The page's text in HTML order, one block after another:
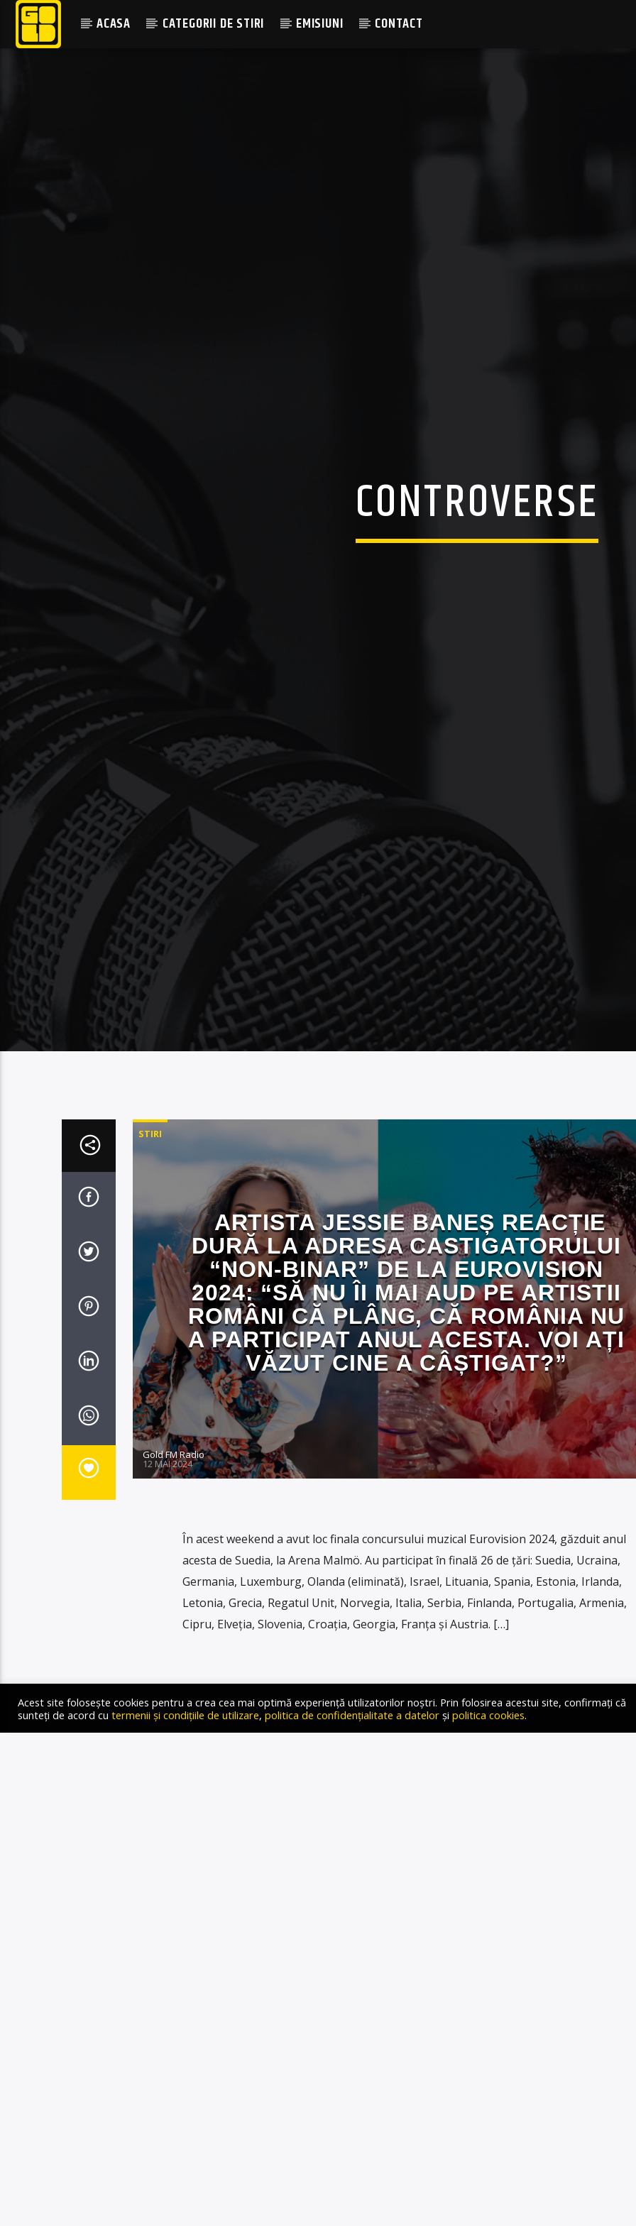
ACASA CATEGORII DE STIRI EMISIUNI CONTACT
CONTROVERSE
STIRI
ARTISTA JESSIE BANEȘ REACȚIE
DURĂ LA ADRESA CASTIGATORULUI
“NON-BINAR” DE LA EUROVISION
2024: “SĂ NU ÎI MAI AUD PE ARTISTII
ROMÂNI CĂ PLÂNG, CĂ ROMÂNIA NU
A PARTICIPAT ANUL ACESTA. VOI AȚI
VĂZUT CINE A CÂȘTIGAT?”
Gold FM Radio
12 MAI 2024
În acest weekend a avut loc finala concursului muzical Eurovision 2024, găzduit anul
acesta de Suedia, la Arena Malmö. Au participat în finală 26 de țări: Suedia, Ucraina,
Germania, Luxemburg, Olanda (eliminată), Israel, Lituania, Spania, Estonia, Irlanda,
Letonia, Grecia, Regatul Unit, Norvegia, Italia, Serbia, Finlanda, Portugalia, Armenia,
Cipru, Elveția, Slovenia, Croația, Georgia, Franța și Austria. […]
Acest site folosește cookies pentru a crea cea mai optimă experiență utilizatorilor noștri. Prin folosirea acestui site, confirmați că
sunteți de acord cu termenii și condițiile de utilizare, politica de confidențialitate a datelor și politica cookies.